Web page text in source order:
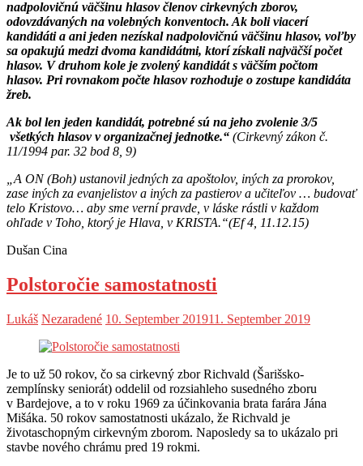
nadpolovičnú väčšinu hlasov členov cirkevných zborov,
odovzdávaných na volebných konventoch. Ak boli viacerí
kandidáti a ani jeden nezískal nadpolovičnú väčšinu hlasov, voľby
sa opakujú medzi dvoma kandidátmi, ktorí získali najväčší počet
hlasov. V druhom kole je zvolený kandidát s väčším počtom
hlasov. Pri rovnakom počte hlasov rozhoduje o zostupe kandidáta
žreb.
Ak bol len jeden kandidát, potrebné sú na jeho zvolenie 3/5
všetkých hlasov v organizačnej jednotke.“ (Cirkevný zákon č.
11/1994 par. 32 bod 8, 9)
„A ON (Boh) ustanovil jedných za apoštolov, iných za prorokov,
zase iných za evanjelistov a iných za pastierov a učiteľov … budovať
telo Kristovo… aby sme verní pravde, v láske rástli v každom
ohľade v Toho, ktorý je Hlava, v KRISTA.“(Ef 4, 11.12.15)
Dušan Cina
Polstoročie samostatnosti
Lukáš Nezaradené 10. September 201911. September 2019
Je to už 50 rokov, čo sa cirkevný zbor Richvald (Šarišsko-
zemplínsky seniorát) oddelil od rozsiahleho susedného zboru
v Bardejove, a to v roku 1969 za účinkovania brata farára Jána
Mišáka. 50 rokov samostatnosti ukázalo, že Richvald je
životaschopným cirkevným zborom. Naposledy sa to ukázalo pri
stavbe nového chrámu pred 19 rokmi.